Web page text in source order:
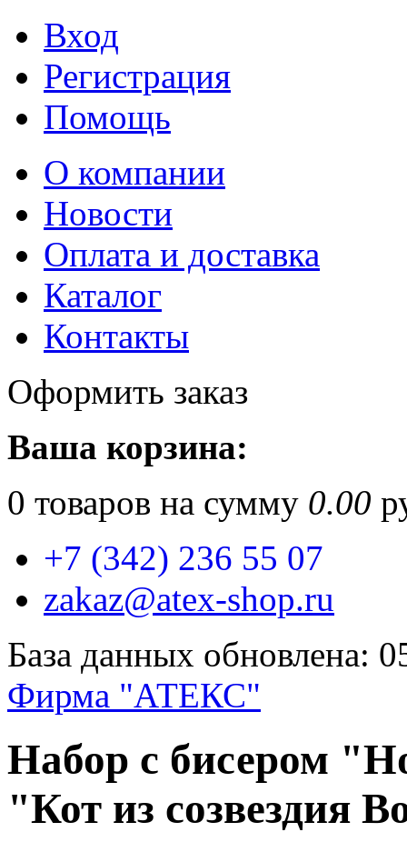
Вход
Регистрация
Помощь
О компании
Новости
Оплата и доставка
Каталог
Контакты
Оформить заказ
Ваша корзина:
0 товаров на сумму 0.00
+7 (342) 236 55 07
zakaz@atex-shop.ru
База данных обновлена:
Фирма "АТЕКС"
Набор с бисером
"Кот из созвездия